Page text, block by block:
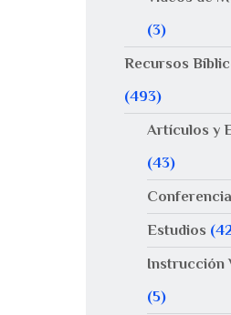
(3)
Recursos
(493)
Artículos y
(43)
Estudios
Instrucción
(5)